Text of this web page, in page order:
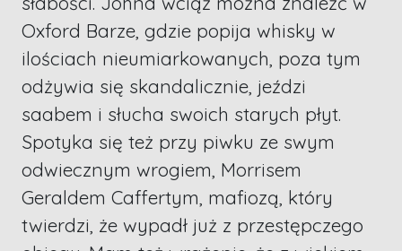
Oxford Barze, gdzie popija whisky w
ilościach nieumiarkowanych, poza tym
odżywia się skandalicznie, jeździ
saabem i słucha swoich starych płyt.
Spotyka się też przy piwku ze swym
odwiecznym wrogiem, Morrisem
Geraldem Caffertym, mafiozą, który
twierdzi, że wypadł już z przestępczego